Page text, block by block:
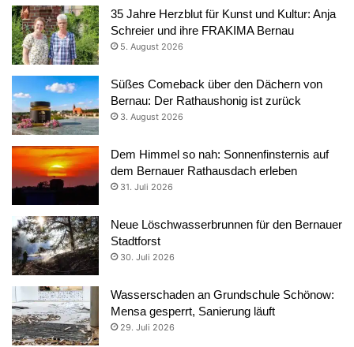
35 Jahre Herzblut für Kunst und Kultur: Anja
Schreier und ihre FRAKIMA Bernau
5. August 2026
Süßes Comeback über den Dächern von
Bernau: Der Rathaushonig ist zurück
3. August 2026
Dem Himmel so nah: Sonnenfinsternis auf
dem Bernauer Rathausdach erleben
31. Juli 2026
Neue Löschwasserbrunnen für den Bernauer
Stadtforst
30. Juli 2026
Wasserschaden an Grundschule Schönow:
Mensa gesperrt, Sanierung läuft
29. Juli 2026